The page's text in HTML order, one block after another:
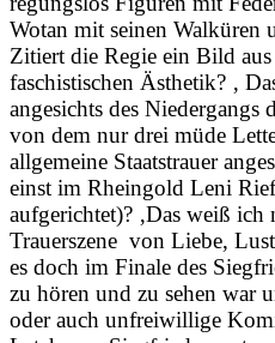
Wotan mit seinen Walküren
Zitiert die Regie ein Bild
faschistischen Ästhetik? ‚
angesichts des Niedergangs
von dem nur drei müde
allgemeine Staatstrauer
einst im Rheingold Leni
aufgerichtet)? ‚Das weiß ich
Trauerszene von Liebe,
es doch im Finale des
zu hören und zu sehen war
oder auch unfreiwillige